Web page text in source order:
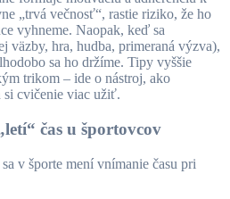
„trvá večnosť“, rastie riziko, že ho
vyhneme. Naopak, keď sa
väzby, hra, hudba, primeraná výzva),
sa ho držíme. Tipy vyššie
trikom – ide o nástroj, ako
cvičenie viac užiť.
čas u športovcov
v športe mení vnímanie času pri